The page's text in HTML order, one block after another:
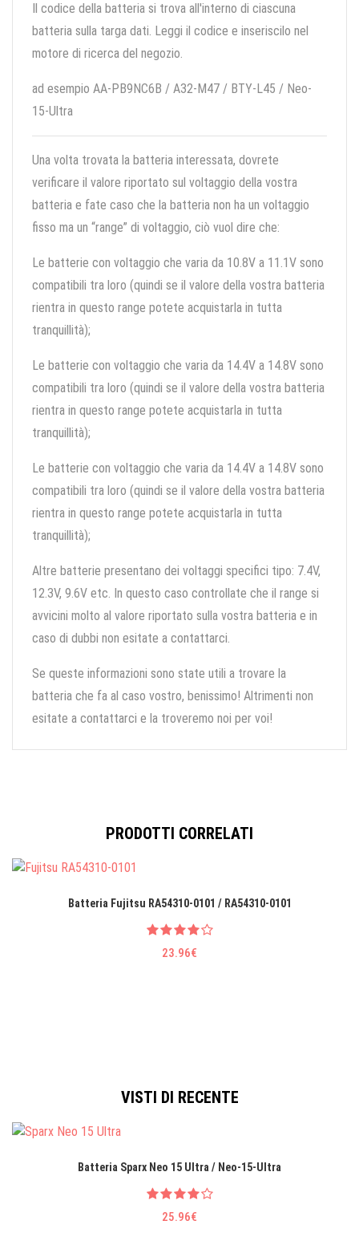
Il codice della batteria si trova all'interno di ciascuna
batteria sulla targa dati. Leggi il codice e inseriscilo nel
motore di ricerca del negozio.
ad esempio AA-PB9NC6B / A32-M47 / BTY-L45 / Neo-
15-Ultra
Una volta trovata la batteria interessata, dovrete
verificare il valore riportato sul voltaggio della vostra
batteria e fate caso che la batteria non ha un voltaggio
fisso ma un “range” di voltaggio, ciò vuol dire che:
Le batterie con voltaggio che varia da 10.8V a 11.1V sono
compatibili tra loro (quindi se il valore della vostra batteria
rientra in questo range potete acquistarla in tutta
tranquillità);
Le batterie con voltaggio che varia da 14.4V a 14.8V sono
compatibili tra loro (quindi se il valore della vostra batteria
rientra in questo range potete acquistarla in tutta
tranquillità);
Le batterie con voltaggio che varia da 14.4V a 14.8V sono
compatibili tra loro (quindi se il valore della vostra batteria
rientra in questo range potete acquistarla in tutta
tranquillità);
Altre batterie presentano dei voltaggi specifici tipo: 7.4V,
12.3V, 9.6V etc. In questo caso controllate che il range si
avvicini molto al valore riportato sulla vostra batteria e in
caso di dubbi non esitate a contattarci.
Se queste informazioni sono state utili a trovare la
batteria che fa al caso vostro, benissimo! Altrimenti non
esitate a contattarci e la troveremo noi per voi!
PRODOTTI CORRELATI
Batteria Fujitsu RA54310-0101 / RA54310-0101
23.96€
VISTI DI RECENTE
Batteria Sparx Neo 15 Ultra / Neo-15-Ultra
25.96€